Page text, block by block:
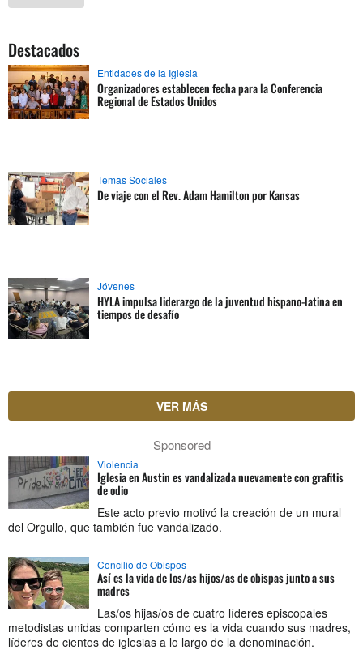
Destacados
Entidades de la Iglesia
Organizadores establecen fecha para la Conferencia
Regional de Estados Unidos
Temas Sociales
De viaje con el Rev. Adam Hamilton por Kansas
Jóvenes
HYLA impulsa liderazgo de la juventud hispano-latina en
tiempos de desafío
VER MÁS
Sponsored
Violencia
Iglesia en Austin es vandalizada nuevamente con grafitis
de odio
Este acto previo motivó la creación de un mural
del Orgullo, que también fue vandalizado.
Concilio de Obispos
Así es la vida de los/as hijos/as de obispas junto a sus
madres
Las/os hijas/os de cuatro líderes episcopales
metodistas unidas comparten cómo es la vida cuando sus madres,
líderes de cientos de iglesias a lo largo de la denominación.